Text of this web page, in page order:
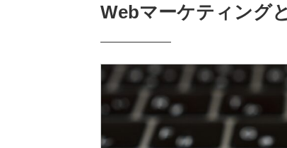
Webマーケティング